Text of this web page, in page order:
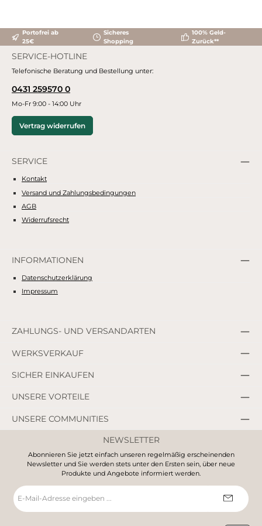
Portofrei ab
25€
Sicheres
Shopping
100% Geld-
Zurück**
SERVICE-HOTLINE
Telefonische Beratung und Bestellung unter:
0431 259570 0
Mo-Fr 9:00 - 14:00 Uhr
Vertrag widerrufen
SERVICE
Kontakt
Versand und Zahlungsbedingungen
AGB
Widerrufsrecht
INFORMATIONEN
Datenschutzerklärung
Impressum
ZAHLUNGS- UND VERSANDARTEN
WERKSVERKAUF
SICHER EINKAUFEN
UNSERE COMMUNITIES
UNSERE VORTEILE
NEWSLETTER
Abonnieren Sie jetzt einfach unseren regelmäßig erscheinenden
Newsletter und Sie werden stets unter den Ersten sein, über neue
Produkte und Angebote informiert werden.
E-
Mail-
Adresse